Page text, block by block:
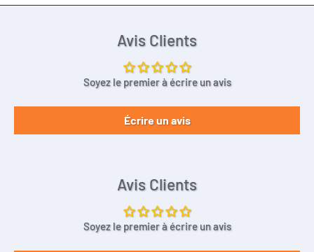
Avis Clients
Soyez le premier à écrire un avis
Écrire un avis
Avis Clients
Soyez le premier à écrire un avis